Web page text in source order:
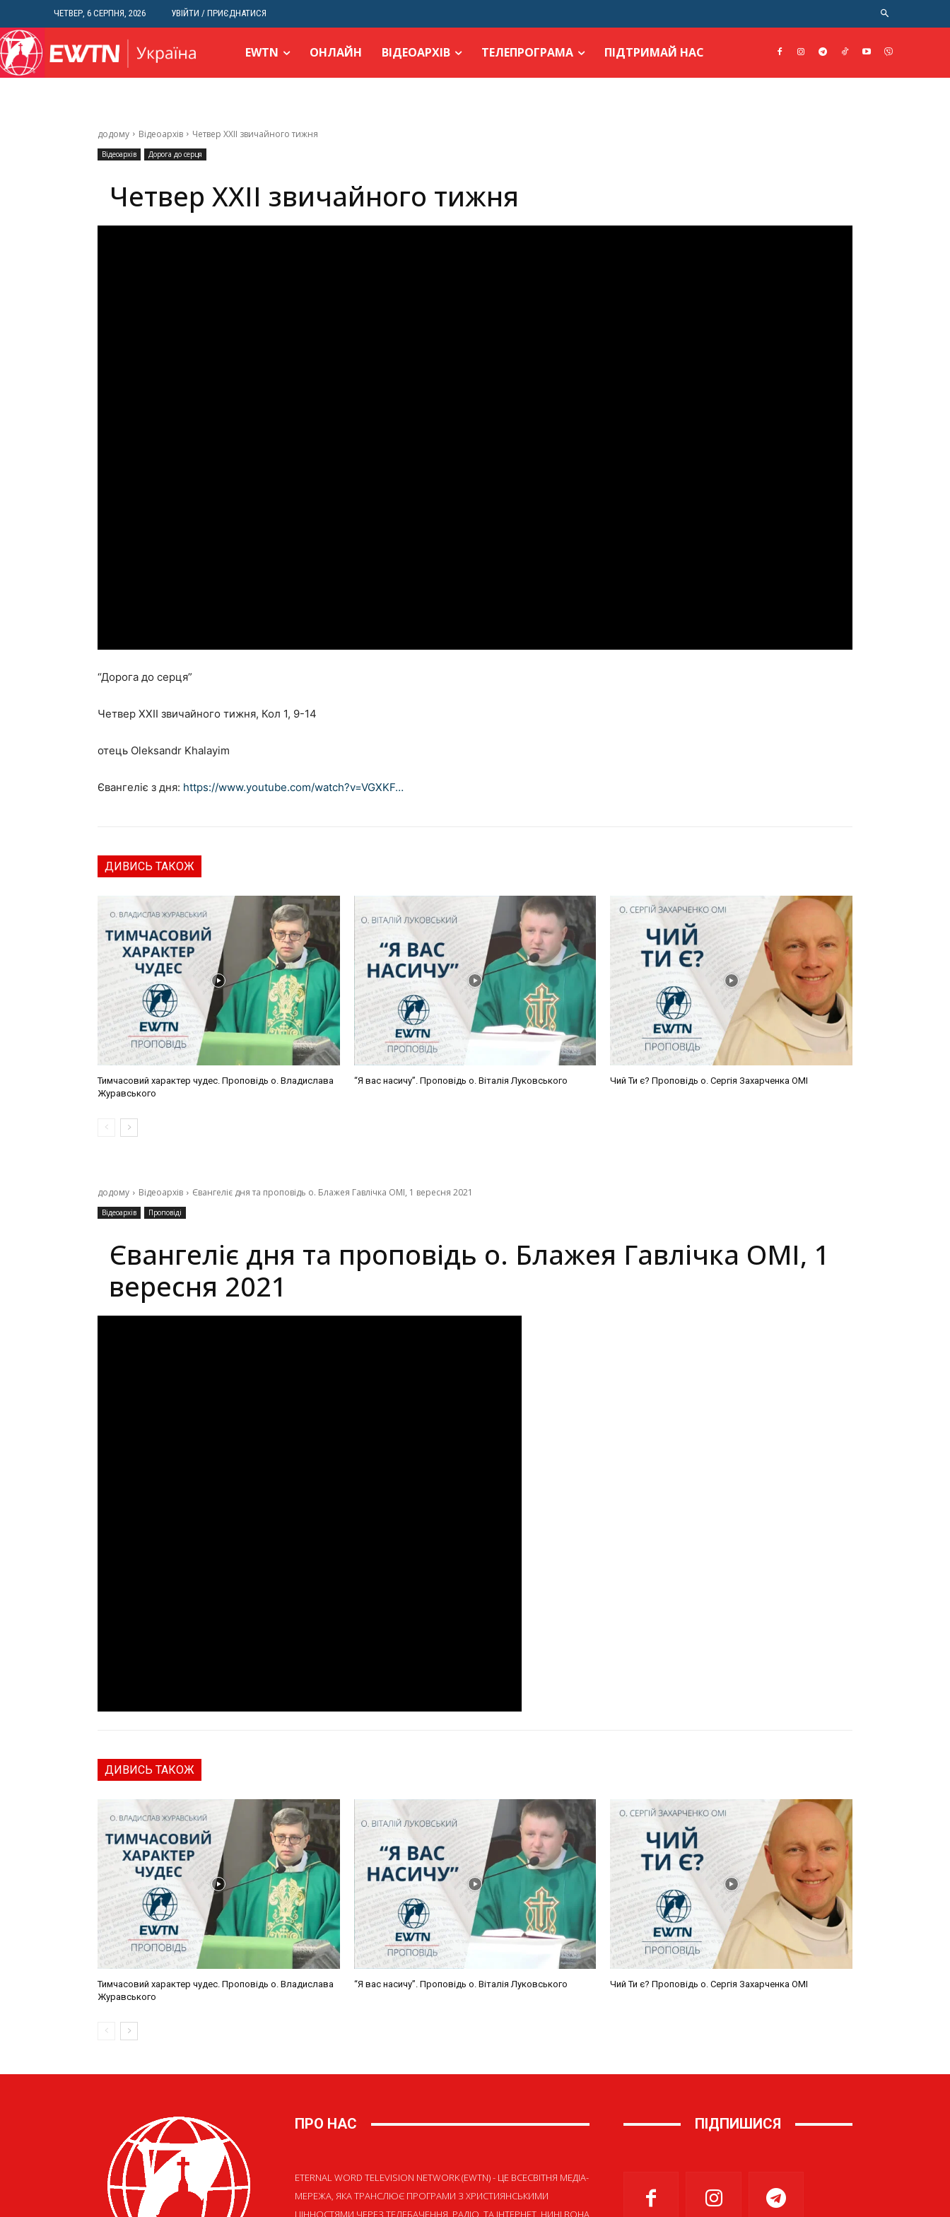
ЧЕТВЕР, 6 СЕРПНЯ, 2026 УВІЙТИ / ПРИЄДНАТИСЯ
EWTN ОНЛАЙН ВІДЕОАРХІВ ТЕЛЕПРОГРАМА ПІДТРИМАЙ НАС
додому Відеоархів Четвер ХХІІ звичайного тижня
Відеоархів Дорога до серця
Четвер ХХІІ звичайного тижня
“Дорога до серця”
Четвер ХХІІ звичайного тижня, Кол 1, 9-14
отець Oleksandr Khalayim
Євангеліє з дня: https://www.youtube.com/watch?v=VGXKF…
ДИВИСЬ ТАКОЖ
Тимчасовий характер чудес. Проповідь о. Владислава
Журавського
“Я вас насичу”. Проповідь о. Віталія Луковського Чий Ти є? Проповідь о. Сергія Захарченка ОМІ
ПРО НАС
ETERNAL WORD TELEVISION NETWORK (EWTN) - ЦЕ ВСЕСВІТНЯ МЕДІА-
МЕРЕЖА, ЯКА ТРАНСЛЮЄ ПРОГРАМИ З ХРИСТИЯНСЬКИМИ
ЦІННОСТЯМИ ЧЕРЕЗ ТЕЛЕБАЧЕННЯ, РАДІО, ТА ІНТЕРНЕТ. НИНІ ВОНА
ПІДПИШИСЯ